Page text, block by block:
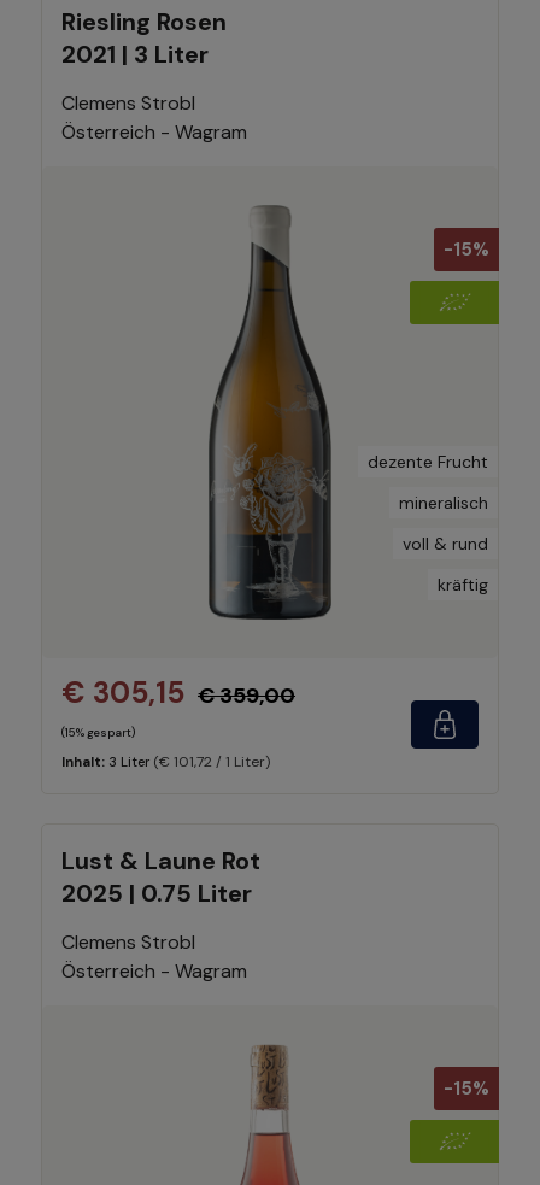
Riesling Rosen
2021 | 3 Liter
Clemens Strobl
Österreich - Wagram
-15%
dezente Frucht
mineralisch
voll & rund
kräftig
€ 305,15 € 359,00
(15% gespart)
Inhalt: 3 Liter (€ 101,72 / 1 Liter)
Lust & Laune Rot
2025 | 0.75 Liter
Clemens Strobl
Österreich - Wagram
-15%